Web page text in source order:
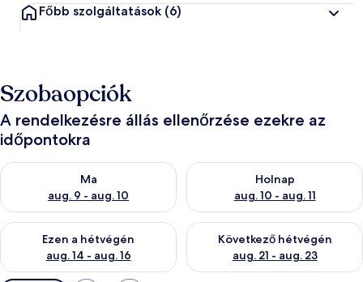
Főbb szolgáltatások (6)
Szobaopciók
A rendelkezésre állás ellenőrzése ezekre az
időpontokra
Ma
aug. 9 - aug. 10
A ma esti rendelkezésre állás ellenőrzése: aug. 9 - aug. 10
Holnap
aug. 10 - aug. 11
A holnapi rendelkezésre állás
Ezen a hétvégén
aug. 14 - aug. 16
A mostani hétvégi rendelkezésre állás ellenőrzése: aug. 14 -
Következő hétvégén
aug. 21 - aug. 23
A következő hétvégi